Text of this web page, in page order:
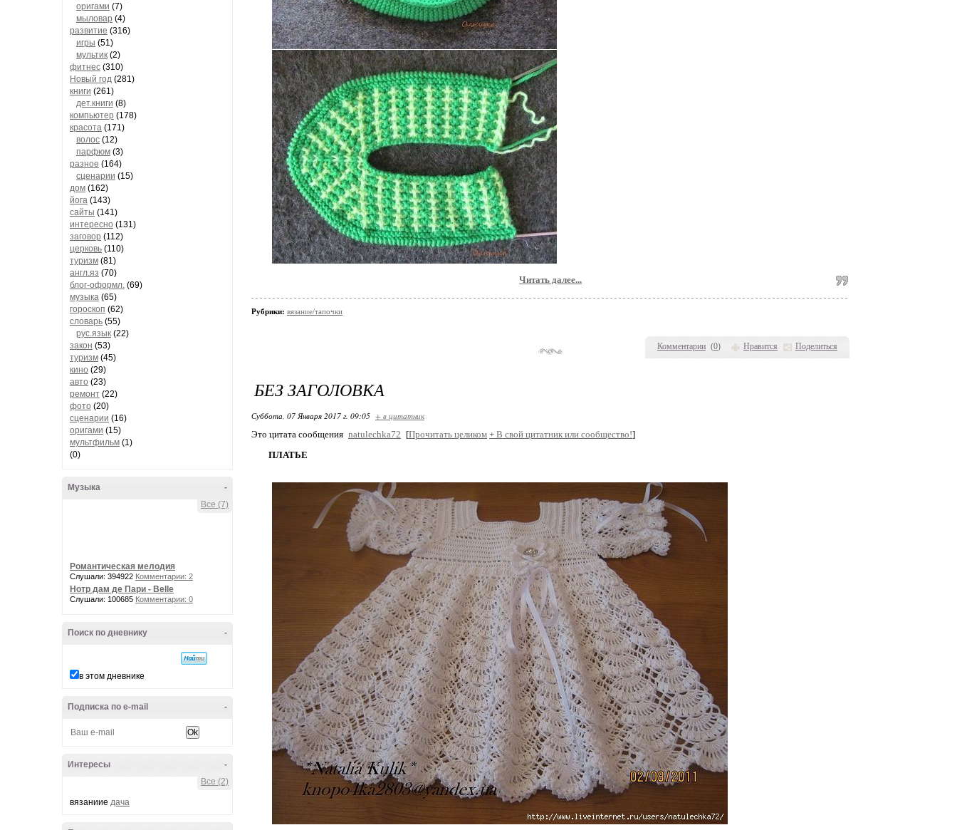
оригами (7)
мыловар (4)
развитие (316)
игры (51)
мультик (2)
фитнес (310)
Новый год (281)
книги (261)
дет.книги (8)
компьютер (178)
красота (171)
волос (12)
парфюм (3)
разное (164)
сценарии (15)
дом (162)
йога (143)
сайты (141)
интересно (131)
заговор (112)
церковь (110)
туризм (81)
англ.яз (70)
блог-оформл. (69)
музыка (65)
гороскоп (62)
словарь (55)
рус.язык (22)
закон (53)
туризм (45)
кино (29)
авто (23)
ремонт (22)
фото (20)
сценарии (16)
оригами (15)
мультфильм (1)
(0)
-
Музыка
Все (7)
Романтическая мелодия
Слушали: 394922 Комментарии: 2
Нотр дам де Пари - Belle
Слушали: 100685 Комментарии: 0
-
Поиск по дневнику
в этом дневнике
-
Подписка по e-mail
-
Интересы
Все (2)
вязаниие дача
Комментарии (0) Нравится Поделиться
Читать далее...
Рубрики: вязание/тапочки
БЕЗ ЗАГОЛОВКА
Суббота, 07 Января 2017 г. 09:05 + в цитатник
Это цитата сообщения natulechka72 [Прочитать целиком + В свой цитатник или сообщество!]
ПЛАТЬЕ